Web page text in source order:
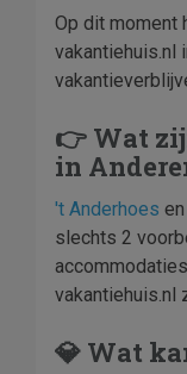
Op dit moment
vakantiehuis.nl
👉 Wat
in
't Anderhoes en
slechts 2
vakantiehuis.nl
💎 Wat